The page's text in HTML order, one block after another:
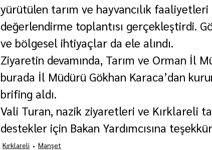
yürütülen tarım ve hayvancılık faaliyetleri
değerlendirme toplantısı gerçekleştirdi.
ve bölgesel ihtiyaçlar da ele alındı.
Ziyaretin devamında, Tarım ve Orman İl
burada İl Müdürü Gökhan Karaca’dan
brifing aldı.
Vali Turan, nazik ziyaretleri ve Kırklareli
destekler için Bakan Yardımcısına
Kırklareli Manşet